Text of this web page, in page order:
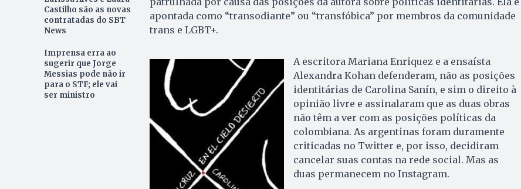
Castilho são as novas
contratadas do SBT
News
Imprensa erra ao
sugerir que Jorge
Messias pode não ir
para o STF; ele vai
ser ministro
apontada como “transodiante” ou “transfóbica” por membros da comunidade
trans e LGBT+.
A escritora Mariana Enriquez e a ensaísta
Alexandra Kohan defenderam, não as posições
identitárias de Carolina Sanín, e sim o direito à
opinião livre e assinalaram que as duas obras
não têm a ver com as posições políticas da
colombiana. As argentinas foram duramente
criticadas no Twitter e, por isso, decidiram
cancelar suas contas na rede social. Mas as
duas permanecem no Instagram.